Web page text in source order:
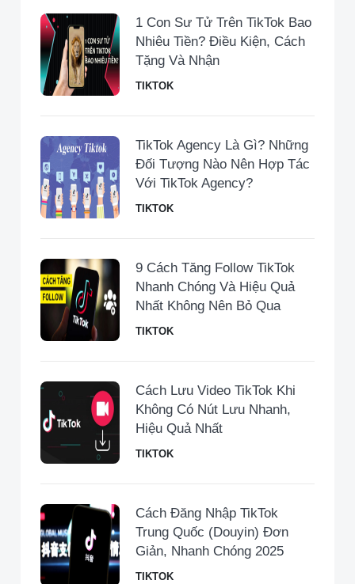
1 Con Sư Tử Trên TikTok Bao
Nhiêu Tiền​? Điều Kiện, Cách
Tặng Và Nhận
TIKTOK
TikTok Agency Là Gì? Những
Đối Tượng Nào Nên Hợp Tác
Với TikTok Agency?
TIKTOK
9 Cách Tăng Follow TikTok
Nhanh Chóng Và Hiệu Quả
Nhất Không Nên Bỏ Qua
TIKTOK
Cách Lưu Video TikTok Khi
Không Có Nút Lưu Nhanh,
Hiệu Quả Nhất
TIKTOK
Cách Đăng Nhập TikTok
Trung Quốc (Douyin) Đơn
Giản, Nhanh Chóng 2025
TIKTOK